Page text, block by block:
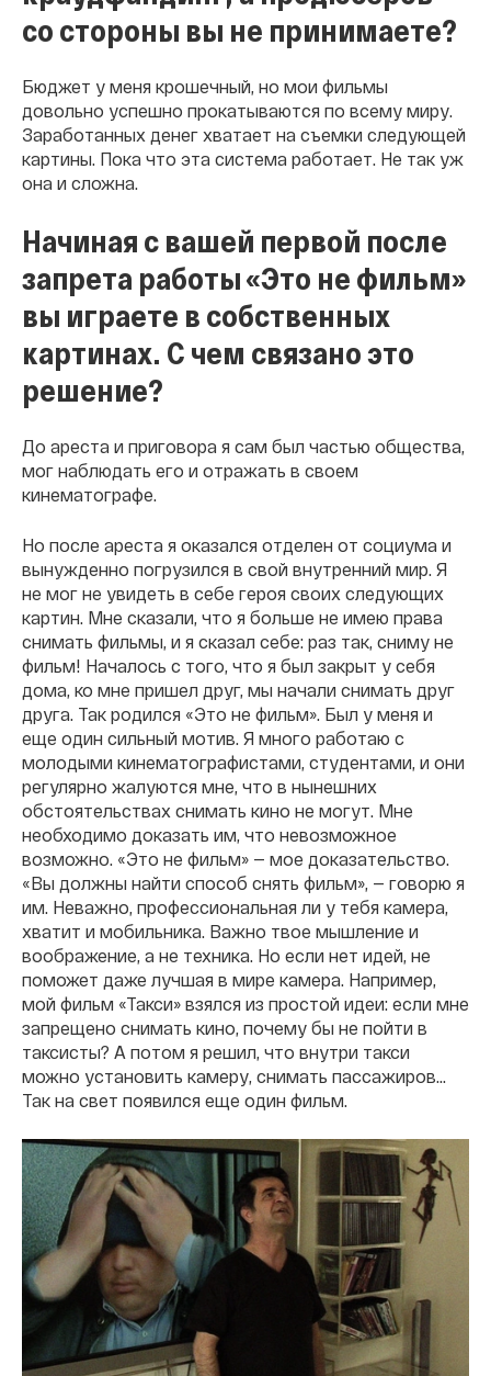
со стороны вы не принимаете?
Бюджет у меня крошечный, но мои фильмы
довольно успешно прокатываются по всему миру.
Заработанных денег хватает на съемки следующей
картины. Пока что эта система работает. Не так уж
она и сложна.
Начиная с вашей первой после
запрета работы «Это не фильм»
вы играете в собственных
картинах. С чем связано это
решение?
До ареста и приговора я сам был частью общества,
мог наблюдать его и отражать в своем
кинематографе.
Но после ареста я оказался отделен от социума и
вынужденно погрузился в свой внутренний мир. Я
не мог не увидеть в себе героя своих следующих
картин. Мне сказали, что я больше не имею права
снимать фильмы, и я сказал себе: раз так, сниму не
фильм! Началось с того, что я был закрыт у себя
дома, ко мне пришел друг, мы начали снимать друг
друга. Так родился «Это не фильм». Был у меня и
еще один сильный мотив. Я много работаю с
молодыми кинематографистами, студентами, и они
регулярно жалуются мне, что в нынешних
обстоятельствах снимать кино не могут. Мне
необходимо доказать им, что невозможное
возможно. «Это не фильм» — мое доказательство.
«Вы должны найти способ снять фильм», — говорю я
им. Неважно, профессиональная ли у тебя камера,
хватит и мобильника. Важно твое мышление и
воображение, а не техника. Но если нет идей, не
поможет даже лучшая в мире камера. Например,
мой фильм «Такси» взялся из простой идеи: если мне
запрещено снимать кино, почему бы не пойти в
таксисты? А потом я решил, что внутри такси
можно установить камеру, снимать пассажиров...
Так на свет появился еще один фильм.